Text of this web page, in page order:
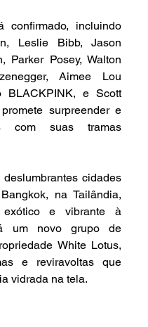
incluindo
Leslie Bibb, Jason
Parker Posey, Walton
Aimee Lou
e Scott
surpreender e
com suas tramas
cidades
na Tailândia,
exótico e vibrante à
um novo grupo de
White Lotus,
e reviravoltas que
vidrada na tela.